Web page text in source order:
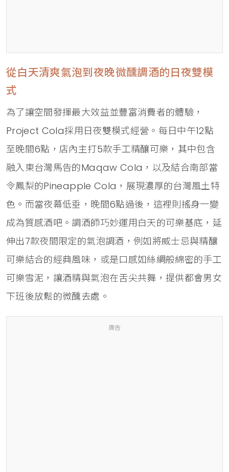
從白天清爽氣泡到夜晚微醺調酒的日夜雙模
式
為了讓空間發揮最大效益並豐富消費者的體驗，
Project Cola採用日夜雙模式經營。每日中午12點
至晚間6點，店內主打5款手工精釀可樂，其中包含
融入東台灣馬告的Maqaw Cola，以及結合南部當
令鳳梨的Pineapple Cola，展現濃厚的台灣風土特
色。而當夜幕低垂，晚間6點過後，這裡則搖身一變
成為質感酒吧。調酒師巧妙運用白天的可樂基底，延
伸出7款夜間限定的氣泡調酒，例如將威士忌與精釀
可樂結合的經典風味，或是口感如絲綢般綿密的手工
可樂雪泥，讓酒精與氣泡在舌尖共舞，提供都會男女
下班後放鬆的微醺去處。
廣告